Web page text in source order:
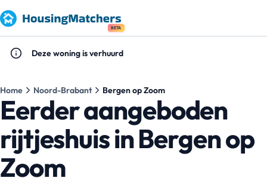
BETA
Deze woning is verhuurd
Home Noord-Brabant Bergen op Zoom
Eerder aangeboden
rijtjeshuis in Bergen op
Zoom